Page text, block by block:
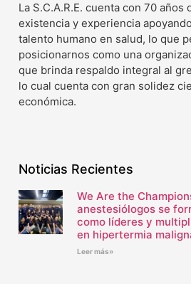
La S.C.A.R.E. cuenta con 70 años
existencia y experiencia
talento humano en salud, lo que
posicionarnos como una
que brinda respaldo integral al
lo cual cuenta con gran solidez
económica.
Noticias Recientes
We Are the
anestesiólogos se
como líderes y
en hipertermia
Leer más»